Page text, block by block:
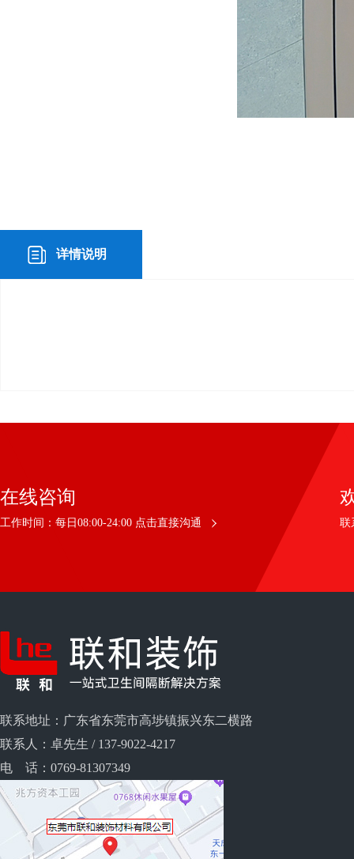
详情说明
在线咨询
工作时间：每日08:00-24:00 点击直接沟通 联
联系地址：广东省东莞市高埗镇振兴东二横路
联系人：卓先生 / 137-9022-4217
电 话：0769-81307349